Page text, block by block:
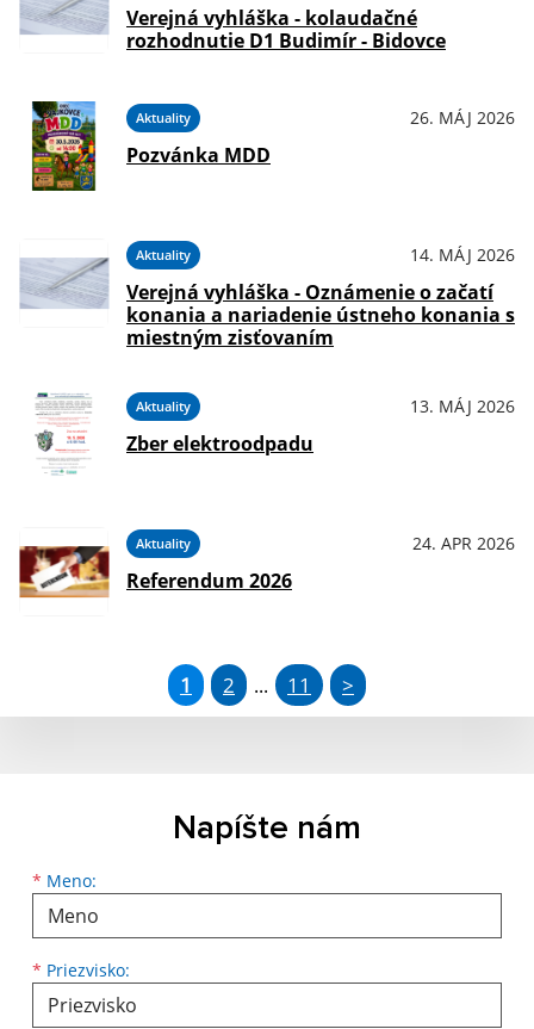
Verejná vyhláška - kolaudačné
rozhodnutie D1 Budimír - Bidovce
Aktuality 26. MÁJ 2026
Pozvánka MDD
Aktuality 14. MÁJ 2026
Verejná vyhláška - Oznámenie o začatí
konania a nariadenie ústneho konania s
miestným zisťovaním
Aktuality 13. MÁJ 2026
Zber elektroodpadu
Aktuality 24. APR 2026
Referendum 2026
1 2 ... 11 >
Napíšte nám
* Meno:
* Priezvisko: